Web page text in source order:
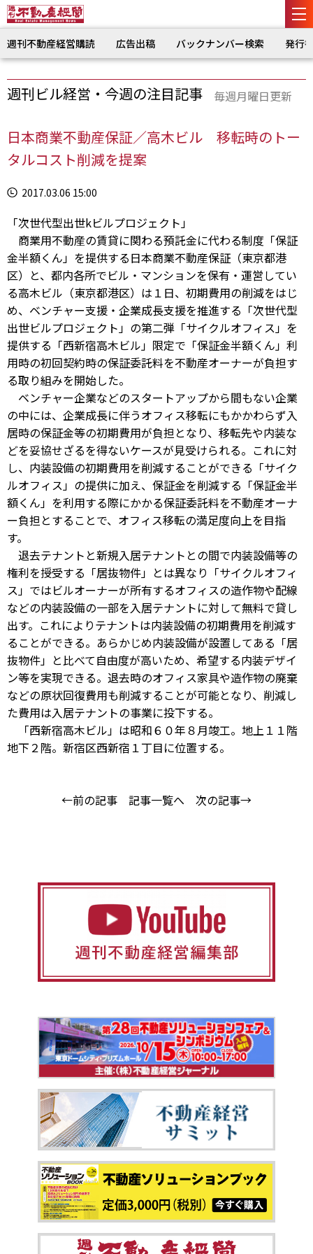
週刊不動産経営購読 広告出稿 バックナンバー検索 発行
週刊ビル経営・今週の注目記事 毎週月曜日更新
日本商業不動産保証／高木ビル 移転時のトー
タルコスト削減を提案
2017.03.06 15:00
「次世代型出世kビルプロジェクト」
商業用不動産の賃貸に関わる預託金に代わる制度「保証
金半額くん」を提供する日本商業不動産保証（東京都港
区）と、都内各所でビル・マンションを保有・運営してい
る高木ビル（東京都港区）は１日、初期費用の削減をはじ
め、ベンチャー支援・企業成長支援を推進する「次世代型
出世ビルプロジェクト」の第二弾「サイクルオフィス」を
提供する「西新宿高木ビル」限定で「保証金半額くん」利
用時の初回契約時の保証委託料を不動産オーナーが負担す
る取り組みを開始した。
ベンチャー企業などのスタートアップから間もない企業
の中には、企業成長に伴うオフィス移転にもかかわらず入
居時の保証金等の初期費用が負担となり、移転先や内装な
どを妥協せざるを得ないケースが見受けられる。これに対
し、内装設備の初期費用を削減することができる「サイク
ルオフィス」の提供に加え、保証金を削減する「保証金半
額くん」を利用する際にかかる保証委託料を不動産オーナ
ー負担とすることで、オフィス移転の満足度向上を目指
す。
退去テナントと新規入居テナントとの間で内装設備等の
権利を授受する「居抜物件」とは異なり「サイクルオフィ
ス」ではビルオーナーが所有するオフィスの造作物や配線
などの内装設備の一部を入居テナントに対して無料で貸し
出す。これによりテナントは内装設備の初期費用を削減す
ることができる。あらかじめ内装設備が設置してある「居
抜物件」と比べて自由度が高いため、希望する内装デザイ
ン等を実現できる。退去時のオフィス家具や造作物の廃棄
などの原状回復費用も削減することが可能となり、削減し
た費用は入居テナントの事業に投下する。
「西新宿高木ビル」は昭和６０年８月竣工。地上１１階
地下２階。新宿区西新宿１丁目に位置する。
←前の記事 記事一覧へ 次の記事→